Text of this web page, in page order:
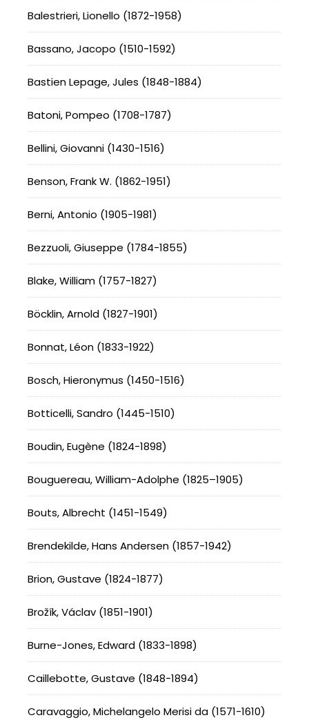
Balestrieri, Lionello (1872-1958)
Bassano, Jacopo (1510-1592)
Bastien Lepage, Jules (1848-1884)
Batoni, Pompeo (1708-1787)
Bellini, Giovanni (1430-1516)
Benson, Frank W. (1862-1951)
Berni, Antonio (1905-1981)
Bezzuoli, Giuseppe (1784-1855)
Blake, William (1757-1827)
Böcklin, Arnold (1827-1901)
Bonnat, Léon (1833-1922)
Bosch, Hieronymus (1450-1516)
Botticelli, Sandro (1445-1510)
Boudin, Eugène (1824-1898)
Bouguereau, William-Adolphe (1825–1905)
Bouts, Albrecht (1451-1549)
Brendekilde, Hans Andersen (1857-1942)
Brion, Gustave (1824-1877)
Brožík, Václav (1851-1901)
Burne-Jones, Edward (1833-1898)
Caillebotte, Gustave (1848-1894)
Caravaggio, Michelangelo Merisi da (1571-1610)